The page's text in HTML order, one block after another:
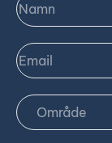
Namn
Email
Område